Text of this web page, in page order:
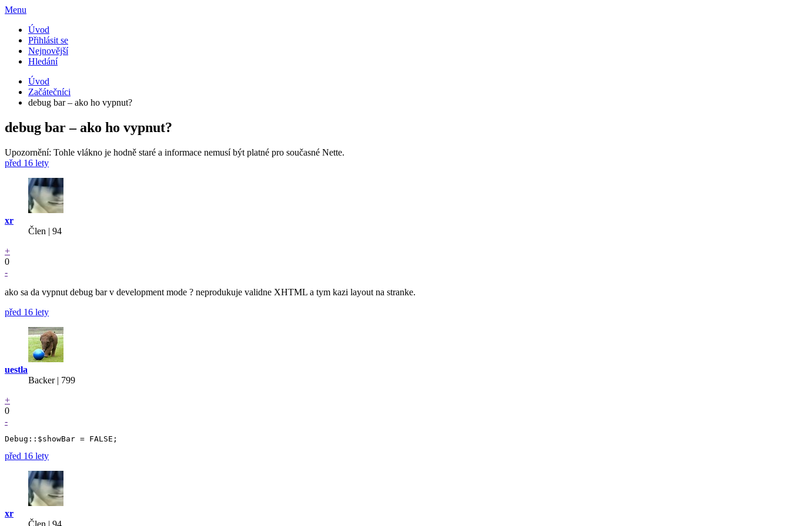
Menu
Úvod
Přihlásit se
Nejnovější
Hledání
Úvod
Začátečníci
debug bar – ako ho vypnut?
debug bar – ako ho vypnut?
Upozornění: Tohle vlákno je hodně staré a informace nemusí být platné pro současné Nette.
před 16 lety
xr
Člen | 94
+
0
-
ako sa da vypnut debug bar v development mode ? neprodukuje validne XHTML a tym kazi layout na stranke.
před 16 lety
uestla
Backer| 799
+
0
-
před 16 lety
xr
Člen | 94